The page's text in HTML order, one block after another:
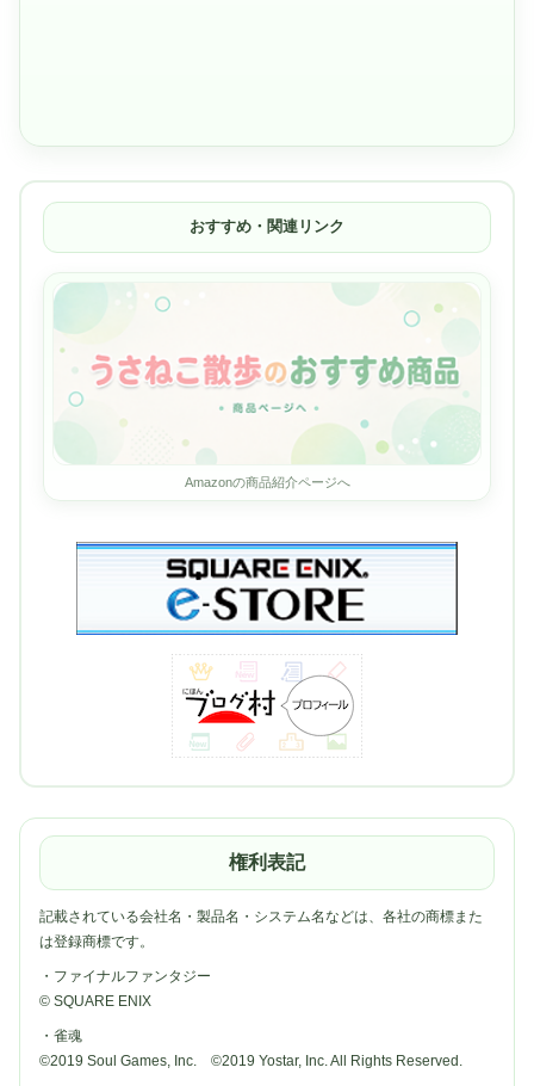
おすすめ・関連リンク
Amazonの商品紹介ページへ
権利表記
記載されている会社名・製品名・システム名などは、各社の商標また
は登録商標です。
・ファイナルファンタジー
© SQUARE ENIX
・雀魂
©2019 Soul Games, Inc. ©2019 Yostar, Inc. All Rights Reserved.